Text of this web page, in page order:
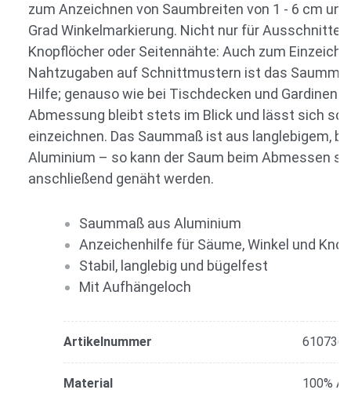
zum Anzeichnen von Saumbreiten von 1 - 6 cm
Grad Winkelmarkierung. Nicht nur für Ausschnitte,
Knopflöcher oder Seitennähte: Auch zum
Nahtzugaben auf Schnittmustern ist das
Hilfe; genauso wie bei Tischdecken und Gardinen.
Abmessung bleibt stets im Blick und lässt sich
einzeichnen. Das Saummaß ist aus langlebigem,
Aluminium – so kann der Saum beim Abmessen
anschließend genäht werden.
Saummaß aus Aluminium
Anzeichenhilfe für Säume, Winkel und
Stabil, langlebig und bügelfest
Mit Aufhängeloch
Artikelnummer 610736
Material 100%